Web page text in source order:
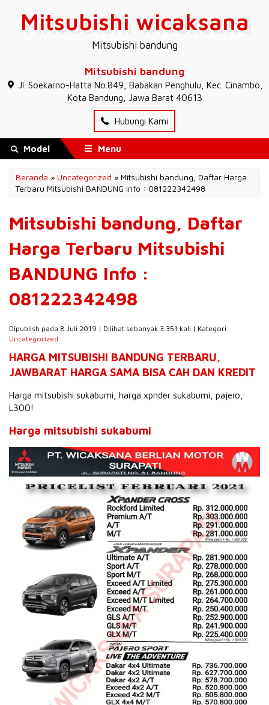
Mitsubishi wicaksana
Mitsubishi bandung
Mitsubishi bandung
JI. Soekarno-Hatta No.849, Babakan Penghulu, Kec. Cinambo,
Kota Bandung, Jawa Barat 40613
Hubungi Kami
Model Menu
Beranda » Uncategorized » Mitsubishi bandung, Daftar Harga
Terbaru Mitsubishi BANDUNG Info : 081222342498
Mitsubishi bandung, Daftar
Harga Terbaru Mitsubishi
BANDUNG Info :
081222342498
Dipublish pada 8 Juli 2019 | Dilihat sebanyak 3.351 kali | Kategori:
Uncategorized
HARGA MITSUBISHI BANDUNG TERBARU,
JAWBARAT HARGA SAMA BISA CAH DAN KREDIT
Harga mitsubishi sukabumi, harga xpnder sukabumi, pajero,
L300!
Harga mitsubishi sukabumi